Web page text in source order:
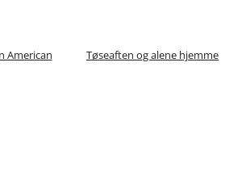
American
Tøseaften og alene hjemme